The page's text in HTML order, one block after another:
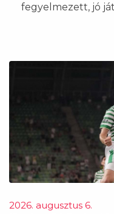
fegyelmezett, jó
2026. augusztus 6.